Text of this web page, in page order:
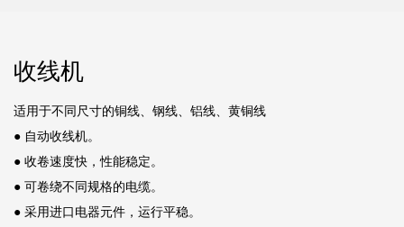
收线机
适用于不同尺寸的铜线、钢线、铝线、黄铜线
● 自动收线机。
● 收卷速度快，性能稳定。
● 可卷绕不同规格的电缆。
● 采用进口电器元件，运行平稳。